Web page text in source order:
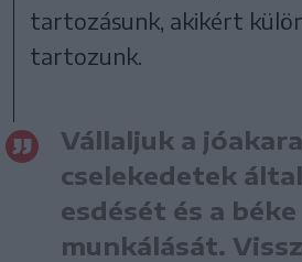
tartozásunk, akikért
tartozunk.
Vállaljuk a
cselekedetek
esdését és a béke
munkálását.